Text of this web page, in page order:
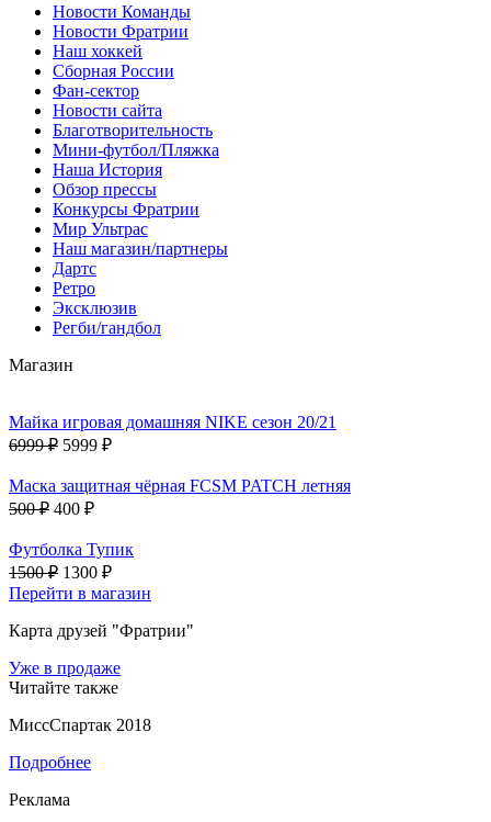
Новости Команды
Новости Фратрии
Наш хоккей
Сборная России
Фан-cектор
Новости сайта
Благотворительность
Мини-футбол/Пляжка
Наша История
Обзор прессы
Конкурсы Фратрии
Мир Ультрас
Наш магазин/партнеры
Дартс
Ретро
Эксклюзив
Регби/гандбол
Магазин
Майка игровая домашняя NIKE сезон 20/21
6999 ₽ 5999 ₽
Маска защитная чёрная FCSM PATCH летняя
500 ₽ 400 ₽
Футболка Тупик
1500 ₽ 1300 ₽
Перейти в магазин
Карта друзей "Фратрии"
Уже в продаже
Читайте также
МиссСпартак 2018
Подробнее
Реклама